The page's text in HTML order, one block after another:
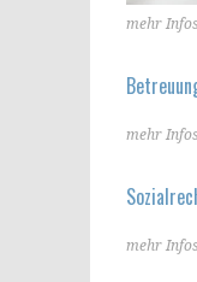
mehr
mehr
mehr